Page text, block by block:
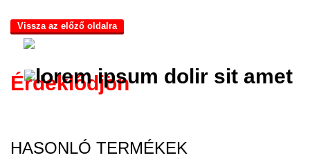
Vissza az előző oldalra
Érdeklődjön
HASONLÓ TERMÉKEK